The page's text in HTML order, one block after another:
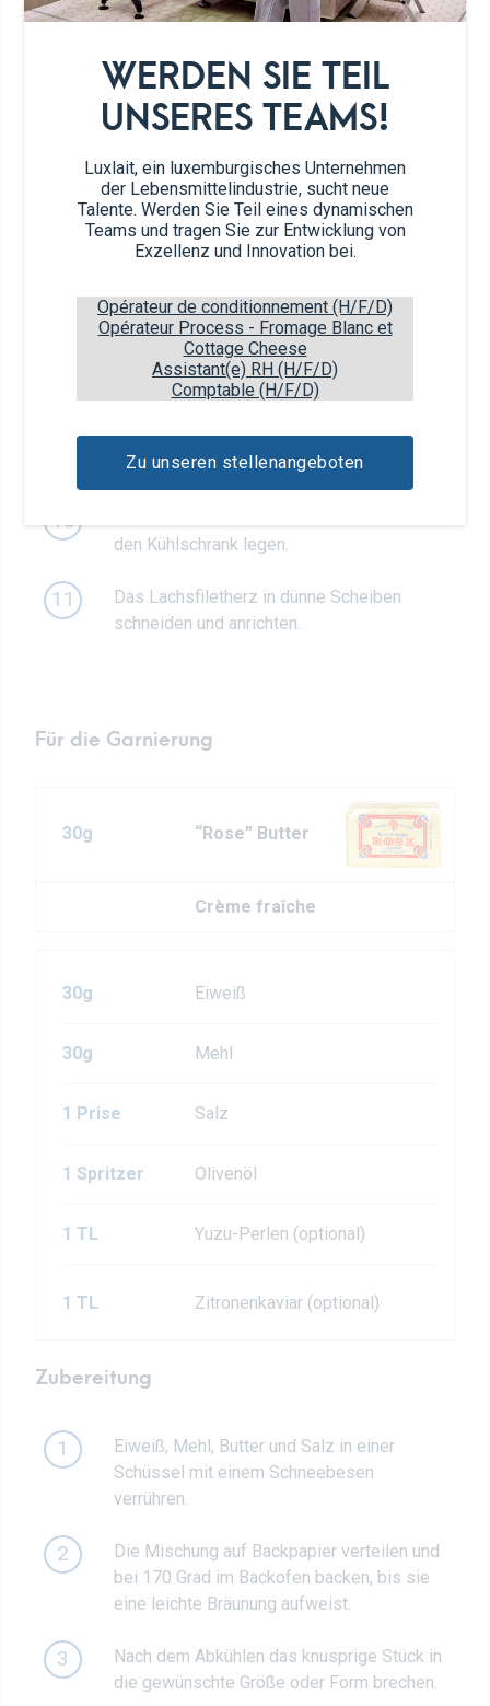
WERDEN SIE TEIL
UNSERES TEAMS!
Luxlait, ein luxemburgisches Unternehmen
der Lebensmittelindustrie, sucht neue
Talente. Werden Sie Teil eines dynamischen
Teams und tragen Sie zur Entwicklung von
Exzellenz und Innovation bei.
Opérateur de conditionnement (H/F/D)
Opérateur Process - Fromage Blanc et
Cottage Cheese
Assistant(e) RH (H/F/D)
Comptable (H/F/D)
Zu unseren stellenangeboten
4
Das Lachsfiletherz auf die
Mit der restlichen Gewürzmischung
bestreuen.
Gut mit der Plastikfolie einwickeln und
mindestens 24 Stunden im Kühlschrank
aufbewahren. (Hängt von der Dicke des
Lachsfiletherzens ab).
Spülen Sie das marinierte Lachsfiletherz
unter kaltem Wasser ab.
Mit Küchenpapier trocken tupfen.
Dill fein hacken und auf dem marinierten
Lachsfiletherz verteilen.
10
den Kühlschrank legen.
11
Das Lachsfiletherz in dünne Scheiben
schneiden und anrichten.
Für die Garnierung
30g “Rose” Butter
Crème fraîche
30g Eiweiß
30g Mehl
1 Prise Salz
1 Spritzer Olivenöl
1 TL Yuzu-Perlen (optional)
1 TL Zitronenkaviar (optional)
Zubereitung
1
Eiweiß, Mehl, Butter und Salz in einer
Schüssel mit einem Schneebesen
verrühren.
2
Die Mischung auf Backpapier verteilen und
bei 170 Grad im Backofen backen, bis sie
eine leichte Bräunung aufweist.
3
Nach dem Abkühlen das knusprige Stück in
die gewünschte Größe oder Form brechen.